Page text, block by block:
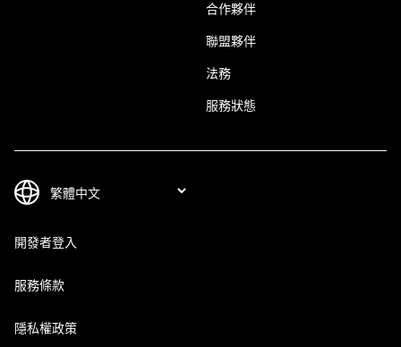
合作夥伴
聯盟夥伴
法務
服務狀態
開發者登入
服務條款
隱私權政策